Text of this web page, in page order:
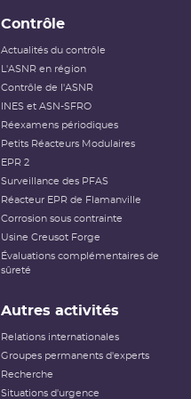
Contrôle
Actualités du contrôle
L'ASNR en région
Contrôle de l'ASNR
INES et ASN-SFRO
Réexamens périodiques
Petits Réacteurs Modulaires
EPR 2
Surveillance des PFAS
Réacteur EPR de Flamanville
Corrosion sous contrainte
Usine Creusot Forge
Évaluations complémentaires de
sûreté
Autres activités
Relations internationales
Groupes permanents d'experts
Recherche
Situations d'urgence